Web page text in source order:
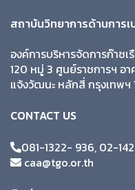
สถาบันวิทยาการด้านการ
องค์การบริหารจัดการก๊าซ
120 หมู่ 3 ศูนย์ราชการฯ อ
แจ้งวัฒนะ หลักสี่ กรุงเทพฯ
CONTACT US
081-1322- 936, 02-
caa@tgo.or.th